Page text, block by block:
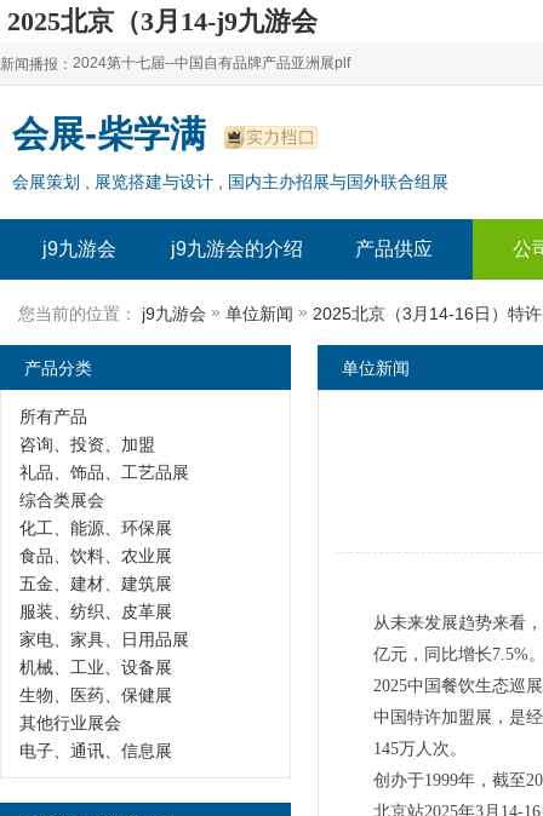
2025北京（3月14-j9九游会
新闻播报：
2024上海自有品牌展--百货展|食品展 零售展|oem展
2024全球自有--品牌产品亚洲展（plf）
2024上海自有品牌展--2024上海oem 贴牌代加工展
2024第十七届--中国自有品牌产品亚洲展plf
2024全球自有--品牌产品亚洲展（plf）
2024年上海--第17届自有品牌展
会展-柴学满
会展策划 , 展览搭建与设计 , 国内主办招展与国外联合组展
j9九游会 j9九游会的介绍 产品供应 公
您当前的位置： j9九游会 » 单位新闻 » 2025北京（3月14-16日）特
单位新闻
从未来发展趋势来看
亿元，同比增长7.5%
2025中国餐饮生态巡
中国特许加盟展，是
145万人次。
创办于1999年，截至
北京站2025年3月
产品分类
所有产品
咨询、投资、加盟
礼品、饰品、工艺品展
综合类展会
化工、能源、环保展
食品、饮料、农业展
五金、建材、建筑展
服装、纺织、皮革展
家电、家具、日用品展
机械、工业、设备展
生物、医药、保健展
其他行业展会
电子、通讯、信息展